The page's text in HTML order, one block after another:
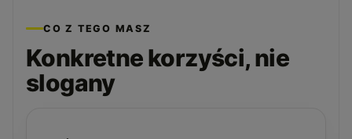
CO Z TEGO MASZ
Konkretne korzyści, nie
slogany